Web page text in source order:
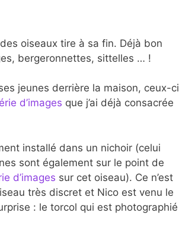
oiseaux tire à sa fin. Déjà bon
bergeronnettes, sittelles … !
jeunes derrière la maison, ceux-ci
d’images que j’ai déjà consacrée
installé dans un nichoir (celui
sont également sur le point de
d’images sur cet oiseau). Ce n’est
très discret et Nico est venu le
: le torcol qui est photographié